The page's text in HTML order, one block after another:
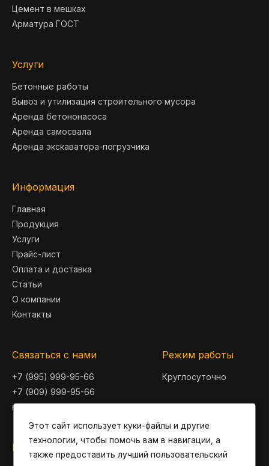
Цемент в мешках
Арматура ГОСТ
Услуги
Бетонные работы
Вывоз и утилизация строительного мусора
Аренда бетононасоса
Аренда самосвала
Аренда экскаватора-погрузчика
Информация
Главная
Продукция
Услуги
Прайс-лист
Оплата и доставка
Статьи
О компании
Контакты
Связаться с нами
+7 (995) 999-95-66
+7 (909) 999-95-66
info@betonly.ru
Режим работы
Круглосуточно
Центральный офис
Этот сайт использует куки-файлы и другие
технологии, чтобы помочь вам в навигации, а
также предоставить лучший пользовательский